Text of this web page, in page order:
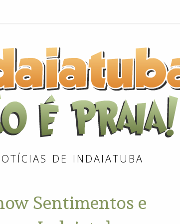
DE INDAIATUBA
Sentimentos e